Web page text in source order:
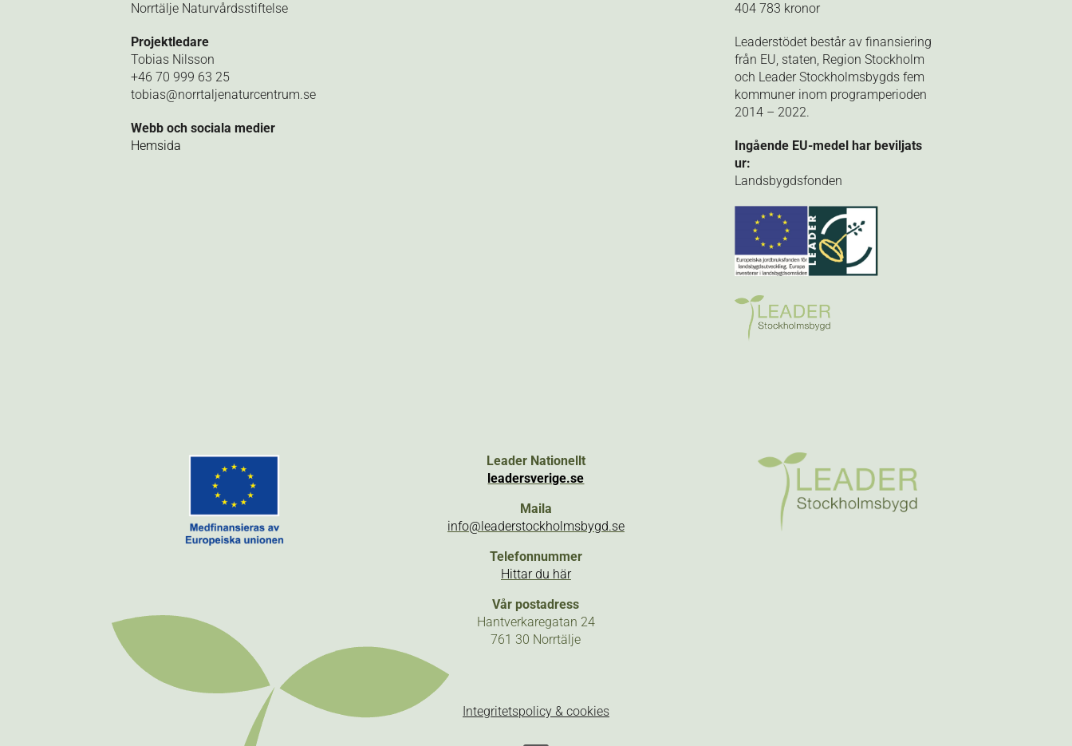
Norrtälje Naturvårdsstiftelse
Projektledare
Tobias Nilsson
+46 70 999 63 25
tobias@norrtaljenaturcentrum.se
Webb och sociala medier
Hemsida
404 783 kronor
Leaderstödet består av finansiering
från EU, staten, Region Stockholm
och Leader Stockholmsbygds fem
kommuner inom programperioden
2014 – 2022.
Ingående EU-medel har beviljats
ur:
Landsbygdsfonden
Leader Nationellt
leadersverige.se
Maila
info@leaderstockholmsbygd.se
Telefonnummer
Hittar du här
Vår postadress
Hantverkaregatan 24
761 30 Norrtälje
Integritetspolicy & cookies